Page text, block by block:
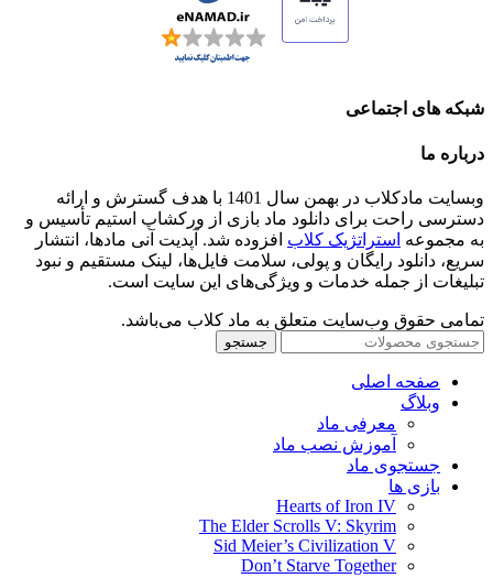
شبکه های اجتماعی
درباره ما
وبسایت مادکلاب در بهمن سال 1401 با هدف گسترش و ارائه
دسترسی راحت برای دانلود ماد بازی از ورکشاپ استیم تأسیس و
به مجموعه استراتژیک کلاب افزوده شد. آپدیت آنی مادها، انتشار
سریع، دانلود رایگان و پولی، سلامت فایل‌ها، لینک مستقیم و نبود
تبلیغات از جمله خدمات و ویژگی‌های این سایت است.
تمامی حقوق وب‌سایت متعلق به ماد کلاب می‌باشد.
جستجو
صفحه اصلی
وبلاگ
معرفی ماد
آموزش نصب ماد
جستجوی ماد
بازی ها
Hearts of Iron IV
The Elder Scrolls V: Skyrim
Sid Meier’s Civilization V
Don’t Starve Together